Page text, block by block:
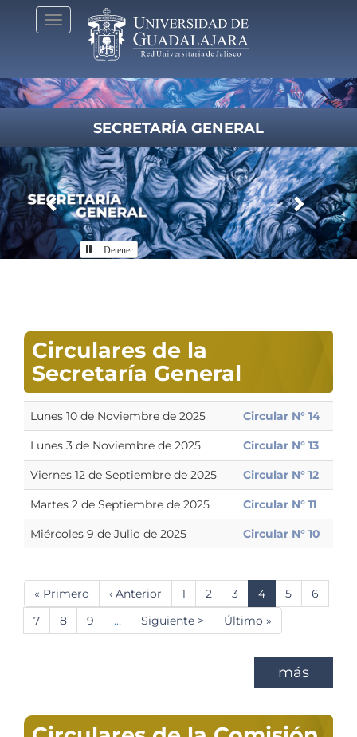
Toggle
navigation
SECRETARÍA GENERAL
Previous Next
Detener
Circulares de la
Secretaría General
Lunes 10 de Noviembre de 2025 Circular N° 14
Lunes 3 de Noviembre de 2025 Circular N° 13
Viernes 12 de Septiembre de 2025 Circular N° 12
Martes 2 de Septiembre de 2025 Circular N° 11
Miércoles 9 de Julio de 2025 Circular N° 10
Paginación
Primera
página
« Primero
Página
anterior
‹ Anterior Página
1 Página
2 Página
3
Página
actual
4 Página
5 Página
6
Página
7 Página
8 Página
9 …
Siguiente
página
Siguiente >
Última
página
Último »
más